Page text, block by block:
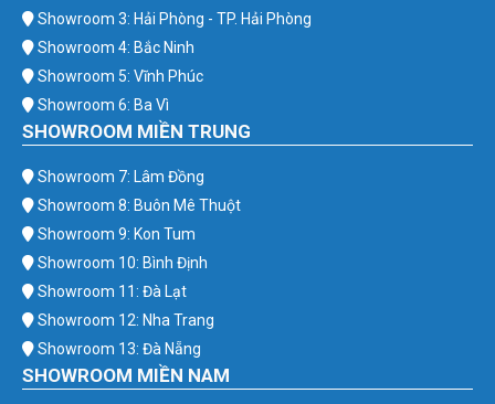
Showroom 3: Hải Phòng - TP. Hải Phòng
Showroom 4: Bắc Ninh
Showroom 5: Vĩnh Phúc
Showroom 6: Ba Vì
SHOWROOM MIỀN TRUNG
Showroom 7: Lâm Đồng
Showroom 8: Buôn Mê Thuột
Showroom 9: Kon Tum
Showroom 10: Bình Định
Showroom 11: Đà Lạt
Showroom 12: Nha Trang
Showroom 13: Đà Nẵng
SHOWROOM MIỀN NAM